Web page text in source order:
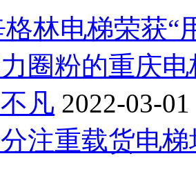
林电梯荣获“
圈粉的重庆
凡 2022-03-01
注重载货电